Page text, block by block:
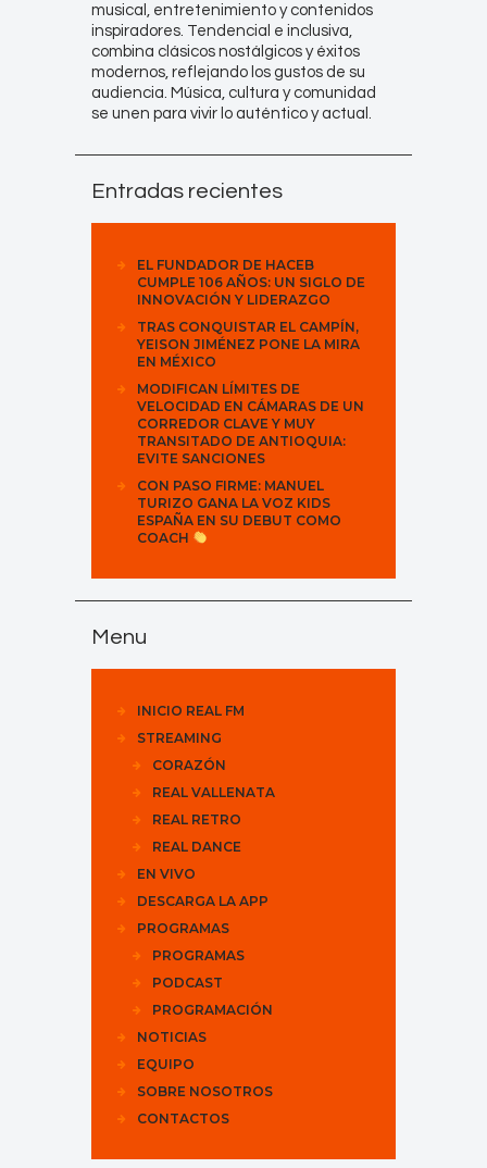
musical, entretenimiento y contenidos
inspiradores. Tendencial e inclusiva,
combina clásicos nostálgicos y éxitos
modernos, reflejando los gustos de su
audiencia. Música, cultura y comunidad
se unen para vivir lo auténtico y actual.
Entradas recientes
EL FUNDADOR DE HACEB
CUMPLE 106 AÑOS: UN SIGLO DE
INNOVACIÓN Y LIDERAZGO
TRAS CONQUISTAR EL CAMPÍN,
YEISON JIMÉNEZ PONE LA MIRA
EN MÉXICO
MODIFICAN LÍMITES DE
VELOCIDAD EN CÁMARAS DE UN
CORREDOR CLAVE Y MUY
TRANSITADO DE ANTIOQUIA:
EVITE SANCIONES
CON PASO FIRME: MANUEL
TURIZO GANA LA VOZ KIDS
ESPAÑA EN SU DEBUT COMO
COACH
Menu
INICIO REAL FM
STREAMING
CORAZÓN
REAL VALLENATA
REAL RETRO
REAL DANCE
EN VIVO
DESCARGA LA APP
PROGRAMAS
PROGRAMAS
PODCAST
PROGRAMACIÓN
NOTICIAS
EQUIPO
SOBRE NOSOTROS
CONTACTOS